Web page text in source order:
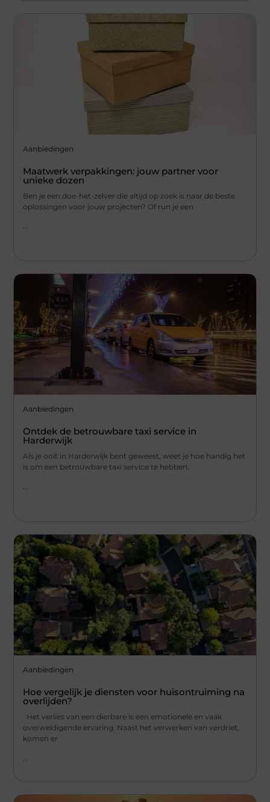
Aanbiedingen
Maatwerk verpakkingen: jouw partner voor
unieke dozen
Ben je een doe-het-zelver die altijd op zoek is naar de beste
oplossingen voor jouw projecten? Of run je een
...
Aanbiedingen
Ontdek de betrouwbare taxi service in
Harderwijk
Als je ooit in Harderwijk bent geweest, weet je hoe handig het
is om een betrouwbare taxi service te hebben.
Aanbiedingen
Hoe vergelijk je diensten voor huisontruiming na
overlijden?
Het verlies van een dierbare is een emotionele en vaak
overweldigende ervaring. Naast het verwerken van verdriet,
komen er
...